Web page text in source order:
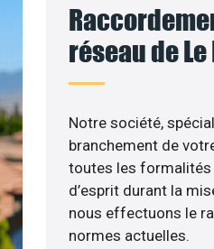
réseau de
Notre société,
branchement de
toutes les formalités
d’esprit durant la
nous effectuons le
normes actuelles.